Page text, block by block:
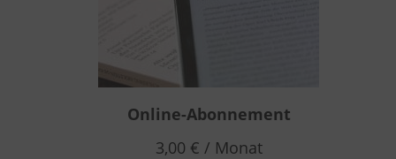
Online-Abonnement
3,00 € / Monat